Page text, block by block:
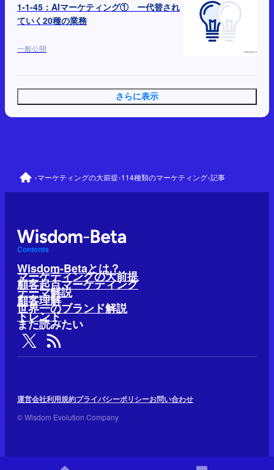
1-1-45：AIマーケティング① ー代替され
ていく20種の業務
一般公開
さらに表示
›マーケティングの大前提›114種類のマーケティング›記事
Contents
Wisdom-Betaとは？
マーケティングの大前提
顧客起点マーケティング
テーマ解説
顧客理解
世界一のブランド解説
トレンド
また読みたい
運営会社利用規約プライバシーポリシーお問い合わせ
© Wisdom Evolution Company